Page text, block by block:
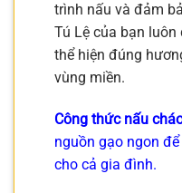
trình nấu và đảm
Tú Lệ của bạn
thể hiện đúng
vùng miền.
Công thức nấu
nguồn gạo ngon
cho cả gia đình.